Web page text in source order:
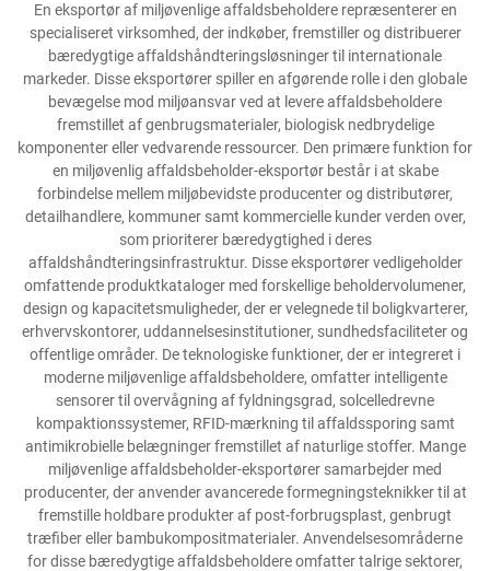
En eksportør af miljøvenlige affaldsbeholdere repræsenterer en
specialiseret virksomhed, der indkøber, fremstiller og distribuerer
bæredygtige affaldshåndteringsløsninger til internationale
markeder. Disse eksportører spiller en afgørende rolle i den globale
bevægelse mod miljøansvar ved at levere affaldsbeholdere
fremstillet af genbrugsmaterialer, biologisk nedbrydelige
komponenter eller vedvarende ressourcer. Den primære funktion for
en miljøvenlig affaldsbeholder-eksportør består i at skabe
forbindelse mellem miljøbevidste producenter og distributører,
detailhandlere, kommuner samt kommercielle kunder verden over,
som prioriterer bæredygtighed i deres
affaldshåndteringsinfrastruktur. Disse eksportører vedligeholder
omfattende produktkataloger med forskellige beholdervolumener,
design og kapacitetsmuligheder, der er velegnede til boligkvarterer,
erhvervskontorer, uddannelsesinstitutioner, sundhedsfaciliteter og
offentlige områder. De teknologiske funktioner, der er integreret i
moderne miljøvenlige affaldsbeholdere, omfatter intelligente
sensorer til overvågning af fyldningsgrad, solcelledrevne
kompaktionssystemer, RFID-mærkning til affaldssporing samt
antimikrobielle belægninger fremstillet af naturlige stoffer. Mange
miljøvenlige affaldsbeholder-eksportører samarbejder med
producenter, der anvender avancerede formegningsteknikker til at
fremstille holdbare produkter af post-forbrugsplast, genbrugt
træfiber eller bambukompositmaterialer. Anvendelsesområderne
for disse bæredygtige affaldsbeholdere omfatter talrige sektorer,